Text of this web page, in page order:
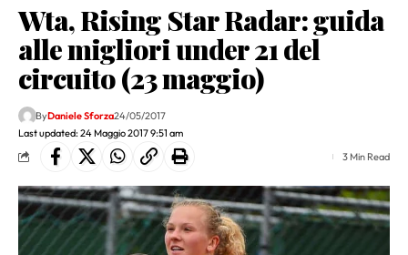
Wta, Rising Star Radar: guida
alle migliori under 21 del
circuito (23 maggio)
Last updated: 24 Maggio 2017 9:51 am
ByDaniele Sforza24/05/2017
3 Min Read